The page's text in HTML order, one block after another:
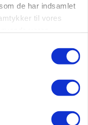
de har indsamlet
til vores